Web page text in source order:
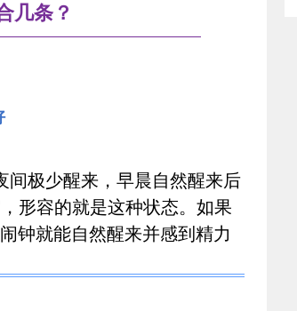
几条？
极少醒来，早晨自然醒来后
形容的就是这种状态。如果
钟就能自然醒来并感到精力